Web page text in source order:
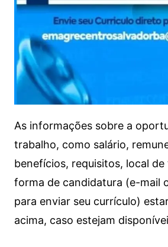
As informações sobre a
trabalho, como salário,
benefícios, requisitos, local
forma de candidatura (e-mail
para enviar seu currículo)
acima, caso estejam